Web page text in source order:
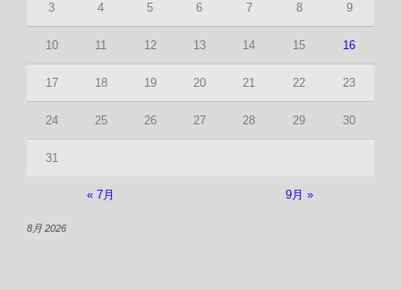
8月 2026
3 4 5 6 7 8 9
10 11 12 13 14 15 16
17 18 19 20 21 22 23
24 25 26 27 28 29 30
31
« 7月 9月 »